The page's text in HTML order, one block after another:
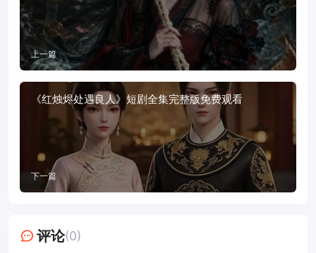
上一篇
《红烛烬处遇良人》短剧全集完整版免费观看
下一篇
评论(0)